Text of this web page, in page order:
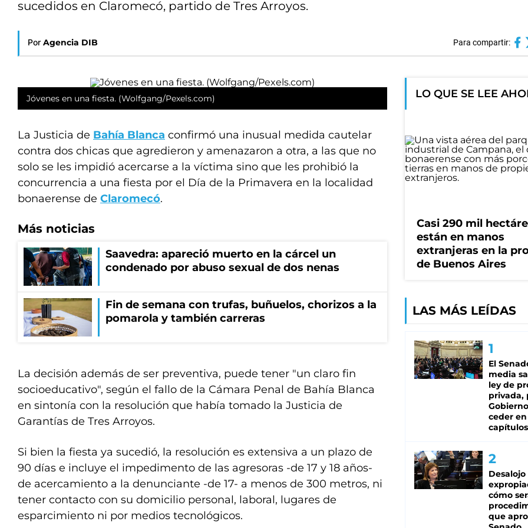
sucedidos en Claromecó, partido de Tres Arroyos.
Por Agencia DIB Para compartir:
Jóvenes en una fiesta. (Wolfgang/Pexels.com)
La Justicia de Bahía Blanca confirmó una inusual medida cautelar
contra dos chicas que agredieron y amenazaron a otra, a las que no
solo se les impidió acercarse a la víctima sino que les prohibió la
concurrencia a una fiesta por el Día de la Primavera en la localidad
bonaerense de Claromecó.
Más noticias
Saavedra: apareció muerto en la cárcel un
condenado por abuso sexual de dos nenas
Fin de semana con trufas, buñuelos, chorizos a la
pomarola y también carreras
La decisión además de ser preventiva, puede tener "un claro fin
socioeducativo", según el fallo de la Cámara Penal de Bahía Blanca
en sintonía con la resolución que había tomado la Justicia de
Garantías de Tres Arroyos.
Si bien la fiesta ya sucedió, la resolución es extensiva a un plazo de
90 días e incluye el impedimento de las agresoras -de 17 y 18 años-
de acercamiento a la denunciante -de 17- a menos de 300 metros, ni
tener contacto con su domicilio personal, laboral, lugares de
esparcimiento ni por medios tecnológicos.
LO QUE SE LEE
Casi 290 mil
están en manos
extranjeras en la
de Buenos Aires
LAS MÁS LEÍDAS
El
media
ley de
privada,
ceder
capítulos
cómo
que